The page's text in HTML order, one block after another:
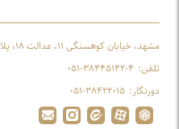
مشهد، خیابان کوهسنگی ۱۱، عدالت ۱۸، پلاک ۹
تلفن: ۰۵۱-۳۸۴۴۵۱۴۲-۴
دورنگار: ۰۵۱-۳۸۴۲۲۰۱۵